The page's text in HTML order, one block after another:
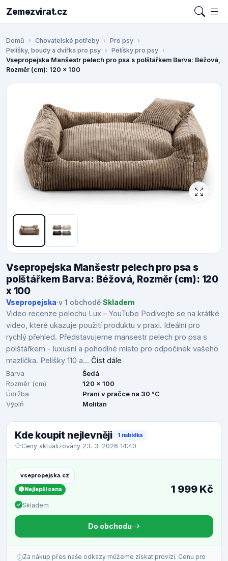
Zemezvirat.cz
Domů Chovatelské potřeby
Pro psy
Pelíšky, boudy a dvířka pro psy
Pelíšky pro psy
Vsepropejska Manšestr pelech pro psa s polštářkem Barva: Béžová,
Rozměr (cm): 120 x 100
Vsepropejska Manšestr pelech pro psa s
polštářkem Barva: Béžová, Rozměr (cm): 120
x 100
Vsepropejska·v 1 obchodě·Skladem
Video recenze pelechu Lux – YouTube Podívejte se na krátké
video, které ukazuje použití produktu v praxi. Ideální pro
rychlý přehled. Představujeme mansestr pelech pro psa s
polštářkem - luxusní a pohodlné místo pro odpočinek vašeho
mazlíčka. Pelíšky 110 a... Číst dále
Barva
Šedá
Rozměr (cm)
120 x 100
Údržba
Praní v pračce na 30 °C
Výplň
Molitan
Kde koupit nejlevněji 1 nabídka
Ceny aktualizovány 23. 3. 2026 14:40
vsepropejska.cz
Nejlepší cena
Skladem
1 999 Kč
Do obchodu
Za nákup přes naše odkazy můžeme získat provizi. Cenu pro